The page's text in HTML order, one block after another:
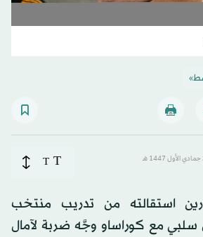
T
T
استقالته من تدريب منتخب
سلبي مع كوراساو وجَّه ضربة لآمال